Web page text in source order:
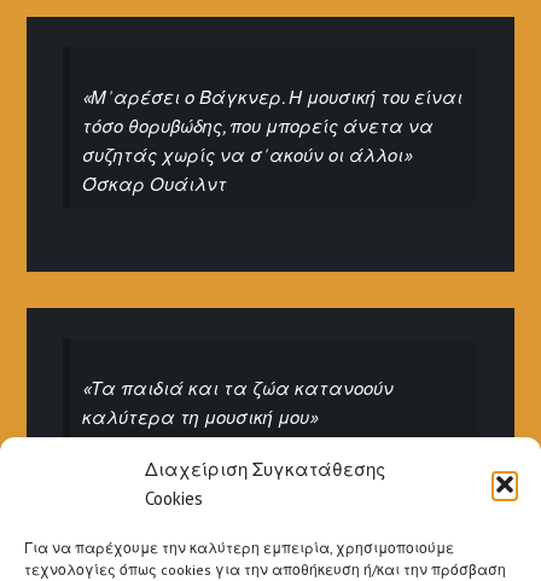
Διαχείριση Συγκατάθεσης
Cookies
Για να παρέχουμε την καλύτερη εμπειρία, χρησιμοποιούμε
τεχνολογίες όπως cookies για την αποθήκευση ή/και την πρόσβαση
«Μ' αρέσει ο Βάγκνερ. Η μουσική του είναι
τόσο θορυβώδης, που μπορείς άνετα να
συζητάς χωρίς να σ' ακούν οι άλλοι»
Όσκαρ Ουάιλντ
«Τα παιδιά και τα ζώα κατανοούν
καλύτερα τη μουσική μου»